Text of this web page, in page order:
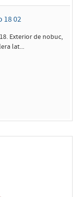
18 02
Exterior de nobuc,
lat...